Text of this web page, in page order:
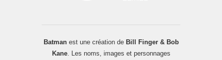
Batmanest une création de Bill Finger & Bob
Kane. Les noms, images et personnages